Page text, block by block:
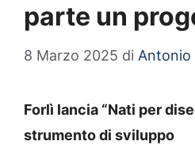
parte un
8 Marzo 2025 di Antonio
Forlì lancia “Nati per
strumento di sviluppo